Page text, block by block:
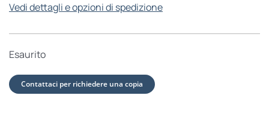
Vedi dettagli e opzioni di spedizione
Esaurito
Contattaci per richiedere una copia